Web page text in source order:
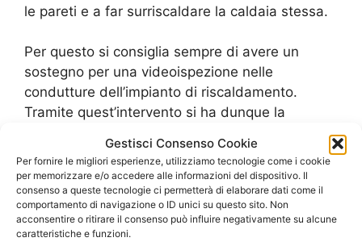
Gestisci Consenso Cookie
Per fornire le migliori esperienze, utilizziamo tecnologie come i cookie
per memorizzare e/o accedere alle informazioni del dispositivo. Il
consenso a queste tecnologie ci permetterà di elaborare dati come il
comportamento di navigazione o ID unici su questo sito. Non
acconsentire o ritirare il consenso può influire negativamente su alcune
caratteristiche e funzioni.
le pareti e a far surriscaldare la caldaia stessa.
Per questo si consiglia sempre di avere un
sostegno per una videoispezione nelle
condutture dell’impianto di riscaldamento.
Tramite quest’intervento si ha dunque la
possibilità di “mappare” i problemi che ci sono e
di conseguenza anche di proporre delle
riparazioni che portino a far funzionare, in modo
adeguato, tutto l’impianto di riscaldamento.
Ovviamente c’è da chiedersi quanto possa poi